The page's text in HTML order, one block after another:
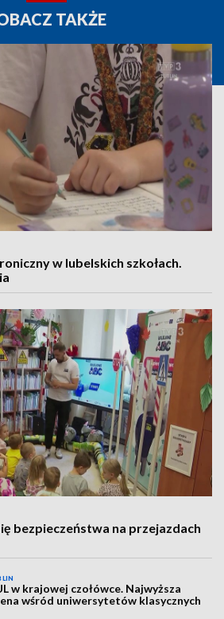
TAKŻE
w lubelskich szkołach.
bezpieczeństwa na przejazdach
w krajowej czołówce. Najwyższa
wśród uniwersytetów klasycznych